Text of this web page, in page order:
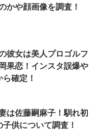
かや顔画像を調査！
彼女は美人プロゴルフ
果恋！インスタ誤爆や
確定！
は佐藤嗣麻子！馴れ初
供について調査！